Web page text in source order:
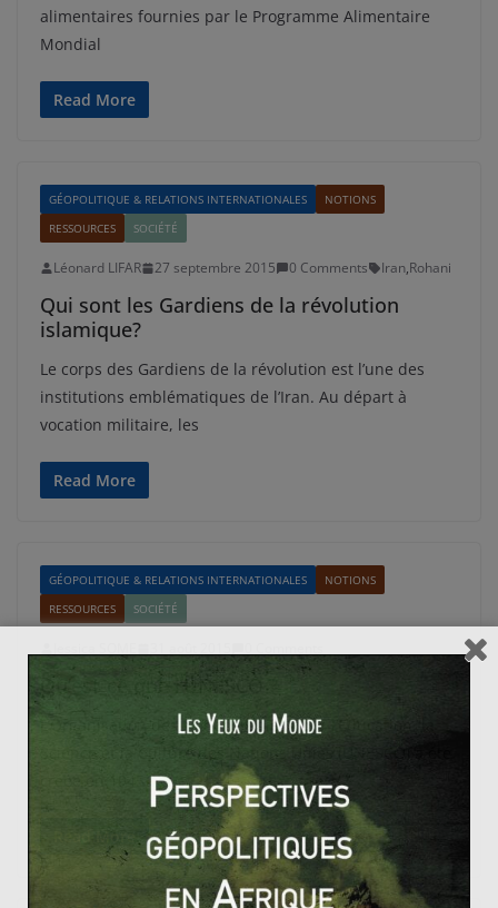
alimentaires fournies par le Programme Alimentaire
Mondial
Read More
GÉOPOLITIQUE & RELATIONS INTERNATIONALES
NOTIONS
RESSOURCES
SOCIÉTÉ
Léonard LIFAR 27 septembre 2015 0 Comments Iran,Rohani
Qui sont les Gardiens de la révolution
islamique?
Le corps des Gardiens de la révolution est l’une des
institutions emblématiques de l’Iran. Au départ à
vocation militaire, les
Read More
GÉOPOLITIQUE & RELATIONS INTERNATIONALES
NOTIONS
RESSOURCES
SOCIÉTÉ
Qu’est-ce que l’UNESCO ?
L’Organisation des Nations Unies pour l’Education, la
Science et la Culture des Nations Unies (UNESCO) a été
Read More